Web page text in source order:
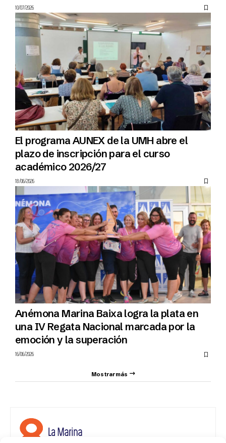
10/07/2026
El programa AUNEX de la UMH abre el
plazo de inscripción para el curso
académico 2026/27
18/06/2026
Anémona Marina Baixa logra la plata en
una IV Regata Nacional marcada por la
emoción y la superación
16/06/2026
Mostrar más